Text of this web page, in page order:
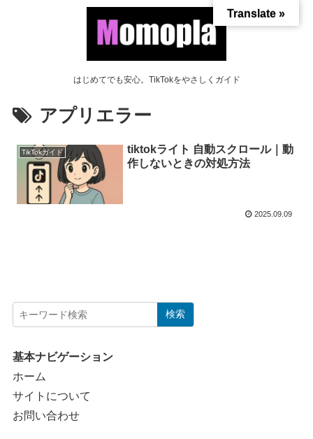
はじめてでも安心。TikTokをやさしくガイド
アプリエラー
TikTokガイド
tiktokライト 自動スクロール｜動
作しないときの対処方法
2025.09.09
検索
基本ナビゲーション
ホーム
サイトについて
お問い合わせ
Translate »